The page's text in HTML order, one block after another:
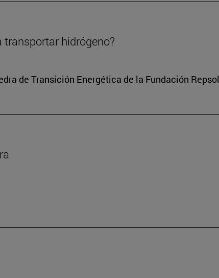
transportar hidrógeno?
de Transición Energética de la Fundación Repsol